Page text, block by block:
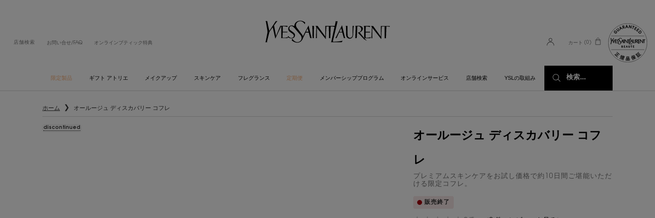
店舗検索 お問い合せ/FAQ オンラインブティック特典 カート 0
0 カート内の製品
限定製品 ギフト アトリエ メイクアップ スキンケア フレグランス 定期便 メンバーシッププログラム オンラインサービス 店舗検索 YSLの取組み 検索...
ホーム オールージュ ディスカバリー コフレ
discontinued
オールージュ ディスカバリー コフ
レ
プレミアムスキンケアをお試し価格で約10日間ご堪能いただ
ける限定コフレ。
販売終了